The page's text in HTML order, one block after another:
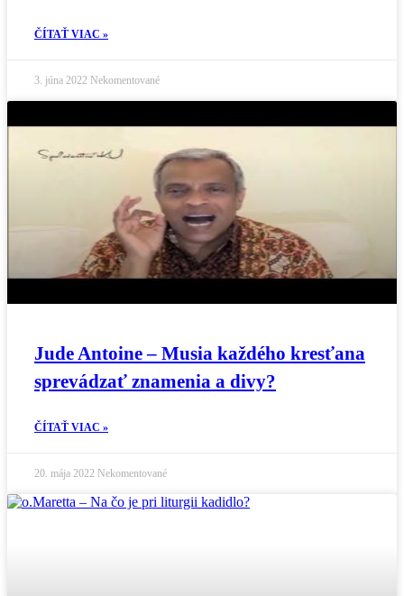
ČÍTAŤ VIAC »
3. júna 2022 Nekomentované
Jude Antoine – Musia každého kresťana
sprevádzať znamenia a divy?
ČÍTAŤ VIAC »
20. mája 2022 Nekomentované